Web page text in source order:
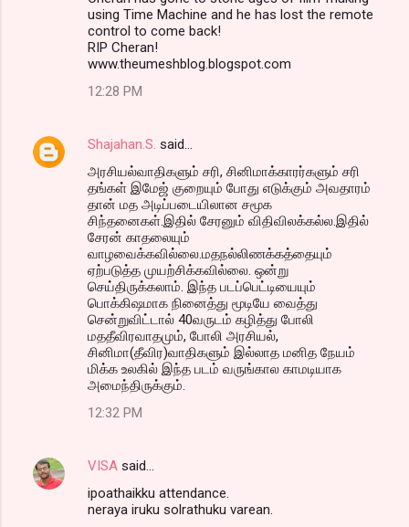
using Time Machine and he has lost the remote
control to come back!
RIP Cheran!
www.theumeshblog.blogspot.com
12:28 PM
Shajahan.S. said…
அரசியல்வாதிகளும் சரி, சினிமாக்காரர்களும் சரி
தங்கள் இமேஜ் குறையும் போது எடுக்கும் அவதாரம்
தான் மத அடிப்படையிலான சமூக
சிந்தனைகள்.இதில் சேரனும் விதிவிலக்கல்ல.இதில்
சேரன் காதலையும்
வாழவைக்கவில்லை.மதநல்லிணக்கத்தையும்
ஏற்படுத்த முயற்சிக்கவில்லை. ஒன்று
செய்திருக்கலாம். இந்த படப்பெட்டியையும்
பொக்கிஷமாக நினைத்து மூடியே வைத்து
சென்றுவிட்டால் 40வருடம் கழித்து போலி
மததீவிரவாதமும், போலி அரசியல்,
சினிமா(தீவிர)வாதிகளும் இல்லாத மனித நேயம்
மிக்க உலகில் இந்த படம் வருங்கால காமடியாக
அமைந்திருக்கும்.
12:32 PM
VISA said…
ipoathaikku attendance.
neraya iruku solrathuku varean.